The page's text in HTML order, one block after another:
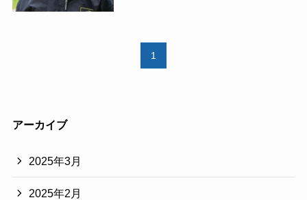
1
アーカイブ
2025年3月
2025年2月